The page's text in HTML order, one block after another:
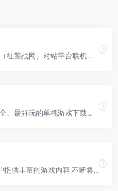
红色警戒游戏网站，主要提供红警（红警战网）对站平台联机版本下载，适配目前市场上的主流系统：win7、win8、win10和win11等PC操作系统，让你能够流利的玩转红色警戒游戏。
快吧单机为各位玩家提供最新、最全、最好玩的单机游戏下载，以及各类单机游戏资讯、攻略、视频、补丁等等，快吧单机是您最好的单机游戏下载基地！
中文PC单机游戏平台,致力于为用户提供丰富的游戏内容,不断将全球优秀作品引入中国,玩单机游戏,来方块游戏平台.